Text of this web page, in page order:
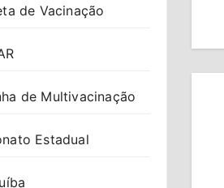
de Vacinação
de Multivacinação
Estadual